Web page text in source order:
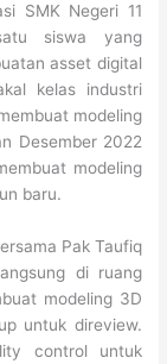
SMK Negeri 11
siswa yang
asset digital
kelas industri
modeling
Desember 2022
modeling
baru.
Pak Taufiq
di ruang
modeling 3D
untuk direview.
control untuk